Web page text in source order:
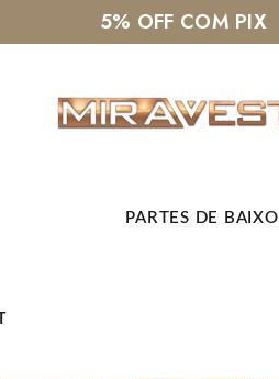
5% OFF COM PIX
PARTES DE BAIXO